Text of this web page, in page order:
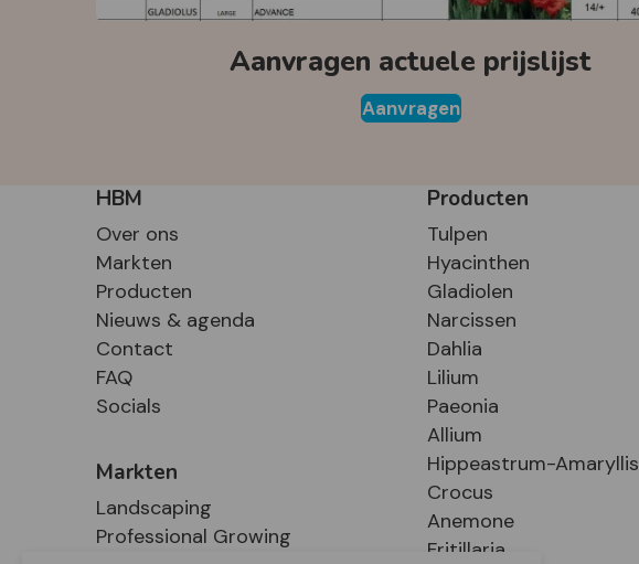
Aanvragen actuele prijslijst
Aanvragen
HBM
Over ons
Markten
Producten
Nieuws & agenda
Contact
FAQ
Socials
Markten
Landscaping
Professional Growing
Producten
Tulpen
Hyacinthen
Gladiolen
Narcissen
Dahlia
Lilium
Paeonia
Allium
Hippeastrum-Amaryllis
Crocus
Anemone
Fritillaria